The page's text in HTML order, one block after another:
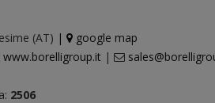
(AT) |
google map
www.borelligroup.it |
2506